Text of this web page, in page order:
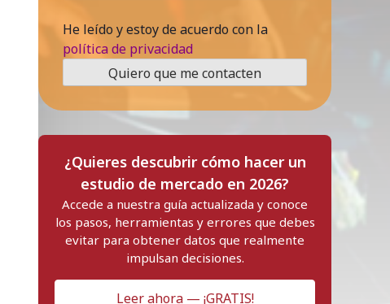
He leído y estoy de acuerdo con la
política de privacidad
¿Quieres descubrir cómo hacer un
estudio de mercado en 2026?
Accede a nuestra guía actualizada y conoce
los pasos, herramientas y errores que debes
evitar para obtener datos que realmente
impulsan decisiones.
Leer ahora — ¡GRATIS!